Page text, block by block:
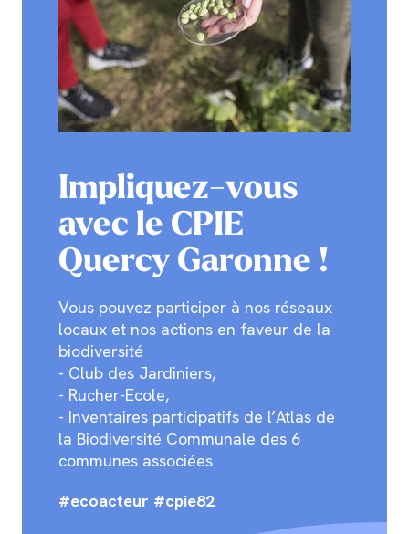
Impliquez-vous
avec le CPIE
Quercy Garonne !
Vous pouvez participer à nos réseaux
locaux et nos actions en faveur de la
biodiversité
- Club des Jardiniers,
- Rucher-Ecole,
- Inventaires participatifs de l’Atlas de
la Biodiversité Communale des 6
communes associées
#ecoacteur #cpie82